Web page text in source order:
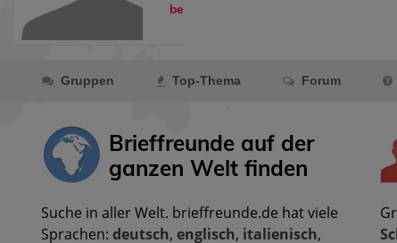
beigetreten.
Gruppen Top-Thema Forum
Brieffreunde auf der
ganzen Welt finden
Suche in aller Welt. brieffreunde.de hat viele
Sprachen: deutsch, englisch, italienisch,